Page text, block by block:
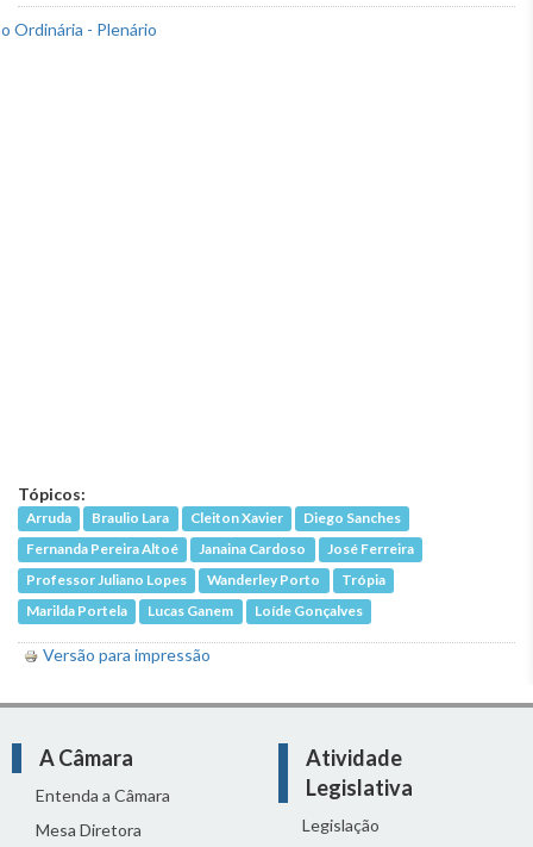
Tópicos:
Arruda Braulio Lara Cleiton Xavier
Diego Sanches
Fernanda Pereira Altoé
Janaina Cardoso
José Ferreira
Professor Juliano Lopes
Wanderley Porto
Trópia
Marilda Portela
Lucas Ganem Loíde Gonçalves
Versão para impressão
A Câmara
Entenda a Câmara
Mesa Diretora
Atividade
Legislativa
Legislação